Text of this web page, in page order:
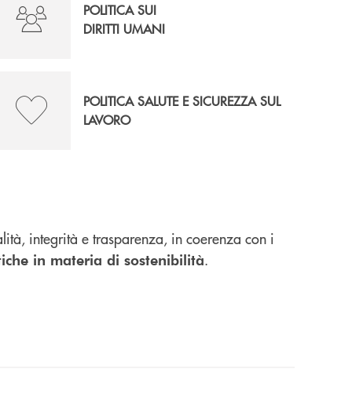
POLITICA SUI
DIRITTI UMANI
POLITICA SALUTE E SICUREZZA SUL
LAVORO
integrità e trasparenza, in coerenza con i
in materia di sostenibilità.